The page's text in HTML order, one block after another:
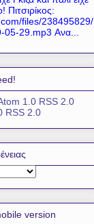
Πιτσιρίκος:
files/238495829/
05-29.mp3 Ανα...
1.0 RSS 2.0
RSS 2.0
version